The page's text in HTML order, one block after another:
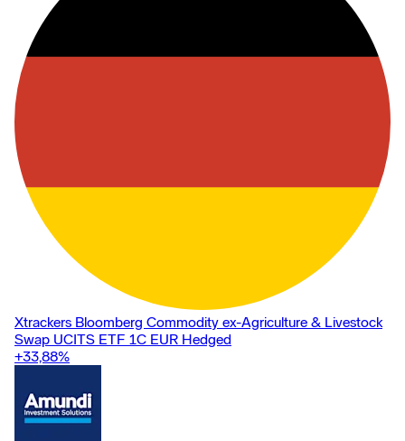
Xtrackers Bloomberg Commodity ex-Agriculture & Livestock
Swap UCITS ETF 1C EUR Hedged
+33,88%